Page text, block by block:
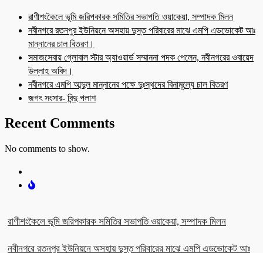
রাণীশংকৈলে ভূমি জরিপকারক সমিতির সভাপতি ওয়াকেয়া, সম্পাদক মিলন
নবীনগরে রতনপুর ইউনিয়নে অসহায় দুস্ত পরিবারের মাঝে এমপি এডভোকেট আঃ
মান্নানের চাল বিতরণ।
সমাজসেবায় গ্লোবাল স্টার অ্যাওয়ার্ড সম্মাননা পদক পেলেন, নবীনগরের ওবায়েদ
উল্লাহ অবিদ।
নবীনগরে এমপি আব্দুল মান্নানের পক্ষে দুঃস্থদের বিনামূল্যে চাল বিতরণ
জগৎ সংসার- বিন্দু পলাশ
Recent Comments
No comments to show.
রাণীশংকৈলে ভূমি জরিপকারক সমিতির সভাপতি ওয়াকেয়া, সম্পাদক মিলন
নবীনগরে রতনপুর ইউনিয়নে অসহায় দুস্ত পরিবারের মাঝে এমপি এডভোকেট আঃ